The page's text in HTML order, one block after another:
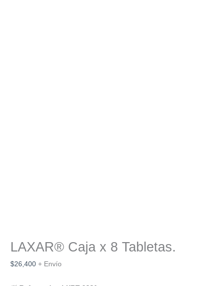
LAXAR® Caja x 8 Tabletas.
$26,400 + Envío